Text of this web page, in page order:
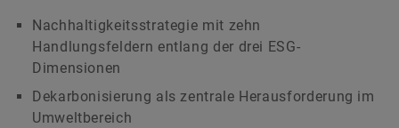
Nachhaltigkeitsstrategie mit zehn
Handlungsfeldern entlang der drei ESG-
Dimensionen
Dekarbonisierung als zentrale Herausforderung im
Umweltbereich